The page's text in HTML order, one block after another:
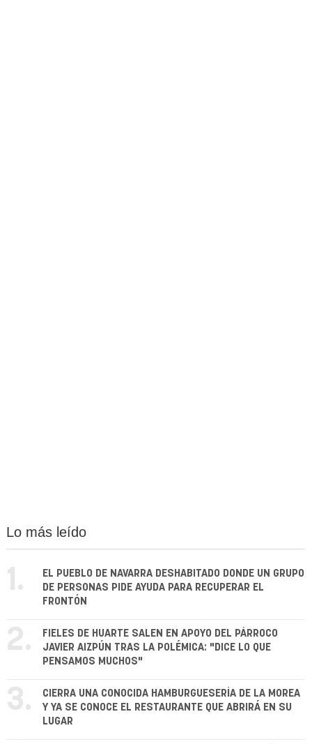
Lo más leído
1.
EL PUEBLO DE NAVARRA DESHABITADO DONDE UN GRUPO
DE PERSONAS PIDE AYUDA PARA RECUPERAR EL
FRONTÓN
2.
FIELES DE HUARTE SALEN EN APOYO DEL PÁRROCO
JAVIER AIZPÚN TRAS LA POLÉMICA: "DICE LO QUE
PENSAMOS MUCHOS"
3.
CIERRA UNA CONOCIDA HAMBURGUESERÍA DE LA MOREA
Y YA SE CONOCE EL RESTAURANTE QUE ABRIRÁ EN SU
LUGAR